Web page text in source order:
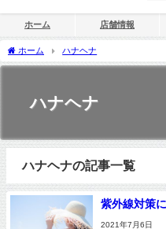
ホーム 店舗情報
ホーム ハナヘナ
ハナヘナ
ハナヘナの記事一覧
紫外線対策
2021年7月6日